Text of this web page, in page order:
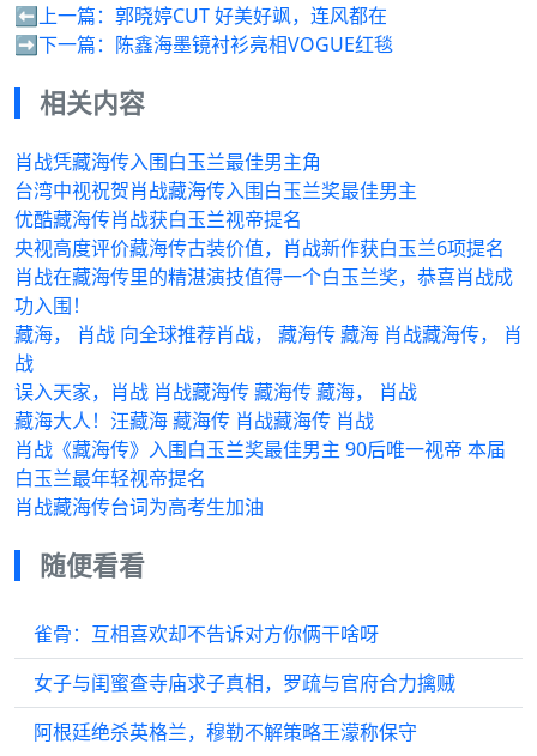
⬅️上一篇： 郭晓婷CUT 好美好飒，连风都在
➡️下一篇： 陈鑫海墨镜衬衫亮相VOGUE红毯
相关内容
肖战凭藏海传入围白玉兰最佳男主角
台湾中视祝贺肖战藏海传入围白玉兰奖最佳男主
优酷藏海传肖战获白玉兰视帝提名
央视高度评价藏海传古装价值，肖战新作获白玉兰6项提名
肖战在藏海传里的精湛演技值得一个白玉兰奖，恭喜肖战成
功入围！
藏海， 肖战 向全球推荐肖战， 藏海传 藏海 肖战藏海传， 肖
战
误入天家，肖战 肖战藏海传 藏海传 藏海， 肖战
藏海大人！汪藏海 藏海传 肖战藏海传 肖战
肖战《藏海传》入围白玉兰奖最佳男主 90后唯一视帝 本届
白玉兰最年轻视帝提名
肖战藏海传台词为高考生加油
随便看看
雀骨：互相喜欢却不告诉对方你俩干啥呀
女子与闺蜜查寺庙求子真相，罗疏与官府合力擒贼
阿根廷绝杀英格兰，穆勒不解策略王濛称保守